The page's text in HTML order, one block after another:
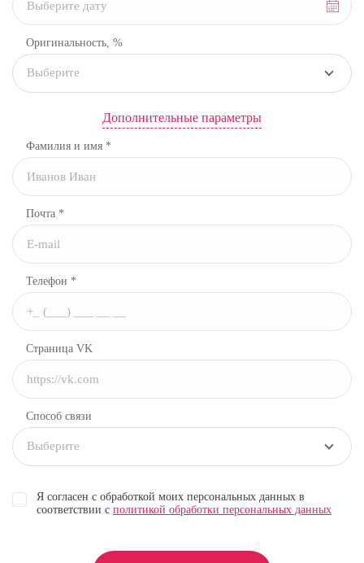
Оригинальность, %
Выберите
Дополнительные параметры
Фамилия и имя *
Почта *
Телефон *
Страница VK
Способ связи
Выберите
Я согласен с обработкой моих персональных данных в
соответствии с политикой обработки персональных данных